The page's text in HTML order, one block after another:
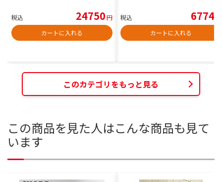
税込 24750円
カートに入れる
税込 6774
カートに入れる
このカテゴリをもっと見る
この商品を見た人はこんな商品も見て
います